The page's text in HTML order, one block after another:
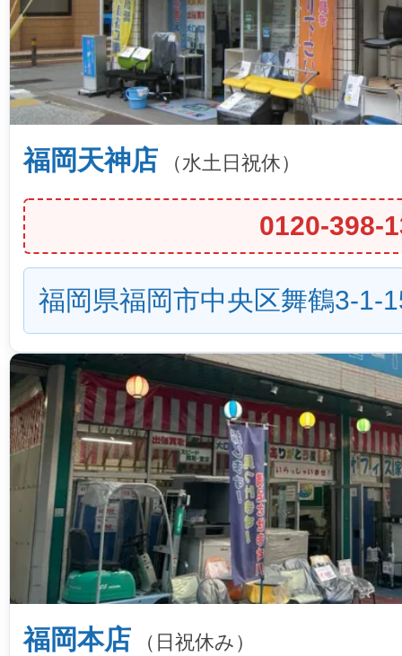
福岡天神店 （水土日祝休）
0120-398-
福岡県福岡市中央区舞鶴3-1-
福岡本店 （日祝休み）